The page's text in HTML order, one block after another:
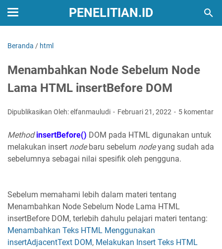
PENELITIAN.ID
Beranda / html
Menambahkan Node Sebelum Node
Lama HTML insertBefore DOM
Dipublikasikan Oleh: elfanmauludi Februari 21, 2022 5 komentar
Method insertBefore() DOM pada HTML digunakan untuk
melakukan insert nodebaru sebelum nodeyang sudah ada
sebelumnya sebagai nilai spesifik oleh pengguna.
Sebelum memahami lebih dalam materi tentang
Menambahkan Node Sebelum Node Lama HTML
insertBefore DOM, terlebih dahulu pelajari materi tentang:
Menambahkan Teks HTML Menggunakan
insertAdjacentText DOM, Melakukan Insert Teks HTML